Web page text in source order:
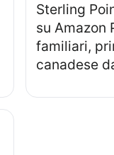
Sterling Point, la nuova serie teen
su Amazon
familiari,
canadese